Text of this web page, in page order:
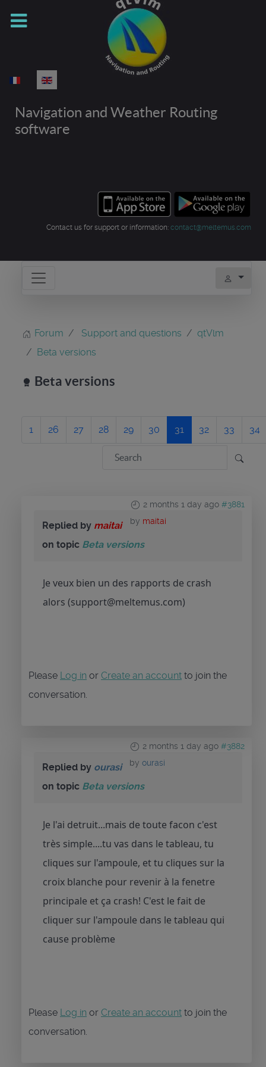
Select your language
Navigation and Weather Routing
software
Contact us for support or information: contact@meltemus.com
Forum Support and questions
qtVlm
Beta versions
Beta versions
1 26 27 28 29 30 31 32 33 34
2 months 1 day ago #3881
by maitai
Replied by maitai
on topic Beta versions
Je veux bien un des rapports de crash
alors (support@meltemus.com)
Please Log in or Create an account to join the
conversation.
2 months 1 day ago #3882
by ourasi
Replied by ourasi
on topic Beta versions
Je l'ai detruit...mais de toute facon c'est
très simple....tu vas dans le tableau, tu
cliques sur l'ampoule, et tu cliques sur la
croix blanche pour revenir à la fenetre
principale et ça crash! C'est le fait de
cliquer sur l'ampoule dans le tableau qui
cause problème
Please Log in or Create an account to join the
conversation.